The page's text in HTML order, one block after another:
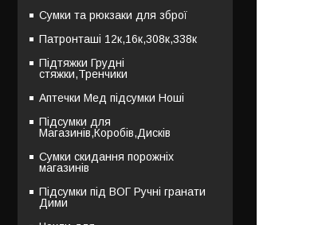
Сумки та рюкзаки для зброї
Патронташі 12к,16к,308к,338к
Підтяжки Грудні
стяжки,Тренчики
Аптечки Мед підсумки Ноші
Підсумки для
Магазинів,Коробів,Дисків
Сумки скидання порожніх
магазинів
Підсумки під ВОГ Ручні гранати
Дими